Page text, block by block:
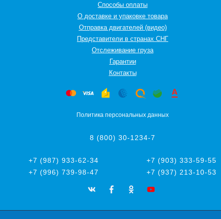
Способы оплаты
О доставке и упаковке товара
Отправка двигателей (видео)
Представители в странах СНГ
Oтслеживание груза
Гарантии
Контакты
Политика персональных данных
8 (800) 30-1234-7
+7 (987) 933-62-34
+7 (903) 333-59-55
+7 (996) 739-98-47
+7 (937) 213-10-53